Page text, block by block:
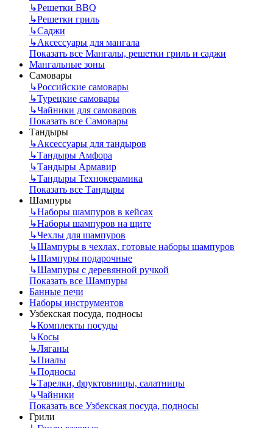
↳Решетки BBQ
↳Решетки гриль
↳Саджи
↳Аксессуары для мангала
Показать все Мангалы, решетки гриль и саджи
Мангальные зоны
Самовары
↳Российские самовары
↳Турецкие самовары
↳Чайники для самоваров
Показать все Самовары
Тандыры
↳Аксессуары для тандыров
↳Тандыры Амфора
↳Тандыры Армавир
↳Тандыры Технокерамика
Показать все Тандыры
Шампуры
↳Наборы шампуров в кейсах
↳Наборы шампуров на щите
↳Чехлы для шампуров
↳Шампуры в чехлах, готовые наборы шампуров
↳Шампуры подарочные
↳Шампуры с деревянной ручкой
Показать все Шампуры
Банные печи
Наборы инструментов
Узбекская посуда, подносы
↳Комплекты посуды
↳Косы
↳Ляганы
↳Пиалы
↳Подносы
↳Тарелки, фруктовницы, салатницы
↳Чайники
Показать все Узбекская посуда, подносы
Грили